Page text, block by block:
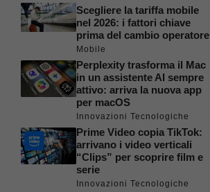
Scegliere la tariffa mobile
nel 2026: i fattori chiave
prima del cambio operatore
Mobile
Perplexity trasforma il Mac
in un assistente AI sempre
attivo: arriva la nuova app
per macOS
Innovazioni Tecnologiche
Prime Video copia TikTok:
arrivano i video verticali
“Clips” per scoprire film e
serie
Innovazioni Tecnologiche